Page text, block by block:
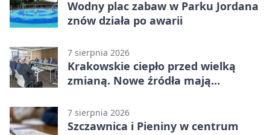
Wodny plac zabaw w Parku Jordana
znów działa po awarii
7 sierpnia 2026
Krakowskie ciepło przed wielką
zmianą. Nowe źródła mają
7 sierpnia 2026
Szczawnica i Pieniny w centrum